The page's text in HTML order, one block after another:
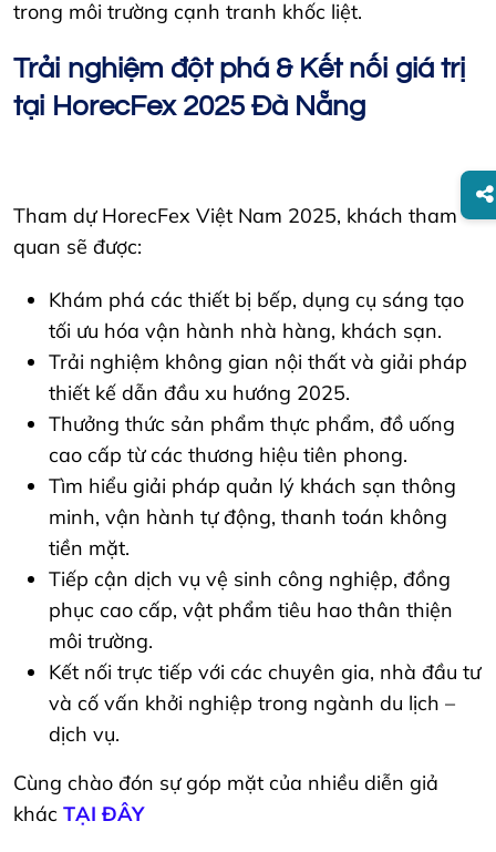
trong môi trường cạnh tranh khốc liệt.
Trải nghiệm đột phá & Kết nối giá trị
tại HorecFex 2025 Đà Nẵng
Tham dự HorecFex Việt Nam 2025, khách tham
quan sẽ được:
Khám phá các thiết bị bếp, dụng cụ sáng tạo
tối ưu hóa vận hành nhà hàng, khách sạn.
Trải nghiệm không gian nội thất và giải pháp
thiết kế dẫn đầu xu hướng 2025.
Thưởng thức sản phẩm thực phẩm, đồ uống
cao cấp từ các thương hiệu tiên phong.
Tìm hiểu giải pháp quản lý khách sạn thông
minh, vận hành tự động, thanh toán không
tiền mặt.
Tiếp cận dịch vụ vệ sinh công nghiệp, đồng
phục cao cấp, vật phẩm tiêu hao thân thiện
môi trường.
Kết nối trực tiếp với các chuyên gia, nhà đầu tư
và cố vấn khởi nghiệp trong ngành du lịch –
dịch vụ.
Cùng chào đón sự góp mặt của nhiều diễn giả
khác TẠI ĐÂY